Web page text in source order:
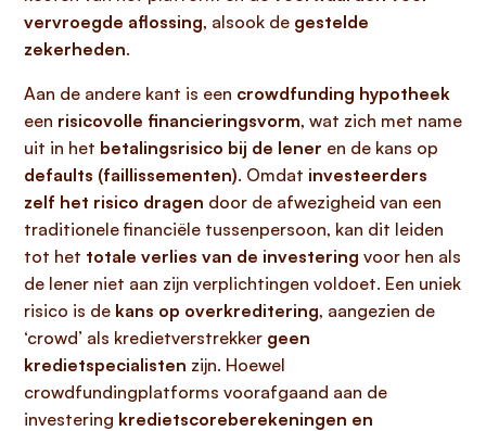
vervroegde aflossing, alsook de gestelde
zekerheden.
Aan de andere kant is een crowdfunding hypotheek
een risicovolle financieringsvorm, wat zich met name
uit in het betalingsrisico bij de lener en de kans op
defaults (faillissementen). Omdat investeerders
zelf het risico dragen door de afwezigheid van een
traditionele financiële tussenpersoon, kan dit leiden
tot het totale verlies van de investering voor hen als
de lener niet aan zijn verplichtingen voldoet. Een uniek
risico is de kans op overkreditering, aangezien de
‘crowd’ als kredietverstrekker geen
kredietspecialisten zijn. Hoewel
crowdfundingplatforms voorafgaand aan de
investering kredietscoreberekeningen en